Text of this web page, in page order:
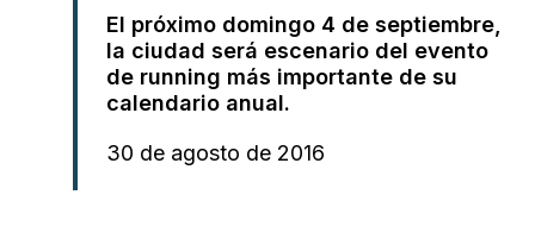
El próximo domingo 4 de septiembre,
la ciudad será escenario del evento
de running más importante de su
calendario anual.
30 de agosto de 2016